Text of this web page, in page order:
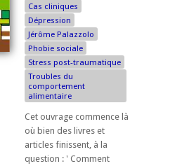
Cas cliniques
Dépression
Jérôme Palazzolo
Phobie sociale
Stress post-traumatique
Troubles du
comportement
alimentaire
Cet ouvrage commence là
où bien des livres et
articles finissent, à la
question : ' Comment